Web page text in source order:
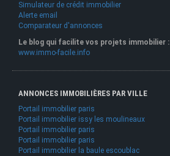
Simulateur de crédit immobilier
Alerte email
Comparateur d'annonces
Le blog qui facilite vos projets immobilier :
www.immo-facile.info
ANNONCES IMMOBILIÈRES PAR VILLE
Portail immobilier paris
Portail immobilier issy les moulineaux
Portail immobilier paris
Portail immobilier paris
Portail immobilier la baule escoublac